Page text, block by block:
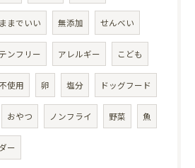
までいい 無添加 せんべい
ンフリー アレルギー こども
使用 卵 塩分 ドッグフード
おやつ ノンフライ 野菜 魚
ー